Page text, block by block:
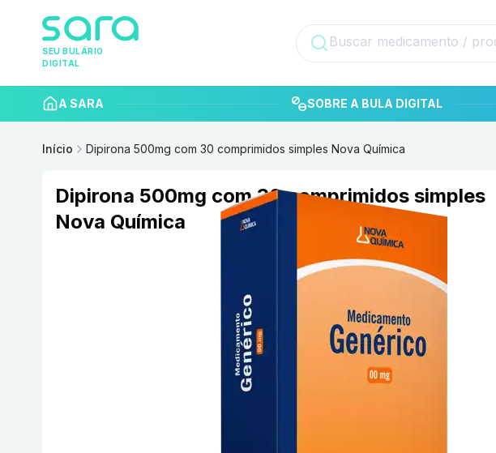
SEU BULÁRIO
DIGITAL
A SARA SOBRE A BULA DIGITAL
Início Dipirona 500mg com 30 comprimidos simples Nova Química
Dipirona 500mg com 30 comprimidos simples
Nova Química